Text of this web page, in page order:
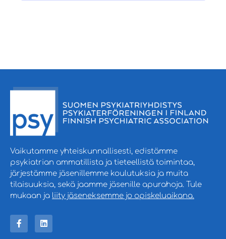
Vaikutamme yhteiskunnallisesti, edistämme
psykiatrian ammatillista ja tieteellistä toimintaa,
järjestämme jäsenillemme koulutuksia ja muita
tilaisuuksia, sekä jaamme jäsenille apurahoja. Tule
mukaan ja liity jäseneksemme jo opiskeluaikana.